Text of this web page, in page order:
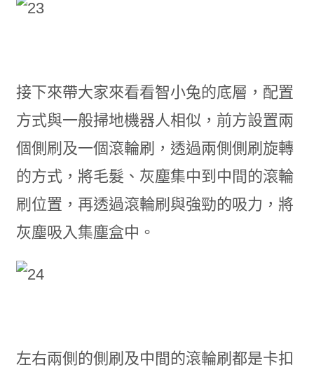
接下來帶大家來看看智小兔的底層，配置
方式與一般掃地機器人相似，前方設置兩
個側刷及一個滾輪刷，透過兩側側刷旋轉
的方式，將毛髮、灰塵集中到中間的滾輪
刷位置，再透過滾輪刷與強勁的吸力，將
灰塵吸入集塵盒中。
左右兩側的側刷及中間的滾輪刷都是卡扣